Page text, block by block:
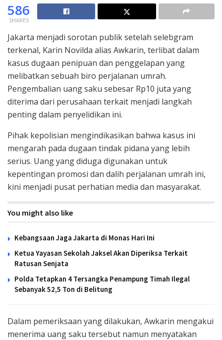
586
SHARES
Jakarta menjadi sorotan publik setelah selebgram
terkenal, Karin Novilda alias Awkarin, terlibat dalam
kasus dugaan penipuan dan penggelapan yang
melibatkan sebuah biro perjalanan umrah.
Pengembalian uang saku sebesar Rp10 juta yang
diterima dari perusahaan terkait menjadi langkah
penting dalam penyelidikan ini.
Pihak kepolisian mengindikasikan bahwa kasus ini
mengarah pada dugaan tindak pidana yang lebih
serius. Uang yang diduga digunakan untuk
kepentingan promosi dan dalih perjalanan umrah ini,
kini menjadi pusat perhatian media dan masyarakat.
You might also like
Kebangsaan Jaga Jakarta di Monas Hari Ini
Ketua Yayasan Sekolah Jaksel Akan Diperiksa Terkait
Ratusan Senjata
Polda Tetapkan 4 Tersangka Penampung Timah Ilegal
Sebanyak 52,5 Ton di Belitung
Dalam pemeriksaan yang dilakukan, Awkarin mengakui
menerima uang saku tersebut namun menyatakan